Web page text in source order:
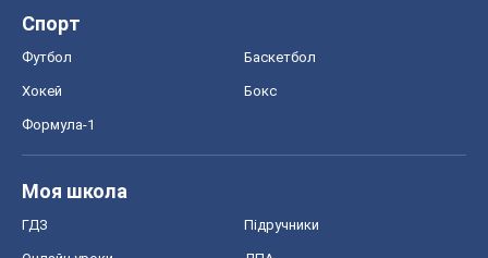
Спорт
Футбол Баскетбол
Хокей Бокс
Формула-1
Моя школа
ГДЗ Підручники